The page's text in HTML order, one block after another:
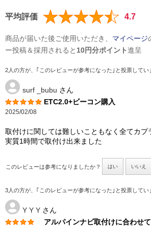
平均評価 4.7
商品が届いた後ご使用いただき、 マイページ
ー投稿＆採用されると 10円分ポイント進呈
2人の方が、｢このレビューが参考になった｣と投票してい
surf _bubu さん
ETC2.0+ビーコン購入
2025/02/08
取付けに関しては難しいこともなく全てカプ
実質1時間で取付け出来ました
このレビューは参考になりましたか？ はい いいえ
3人の方が、｢このレビューが参考になった｣と投票してい
Y Y Y さん
アルパインナビ取付けに合わせて